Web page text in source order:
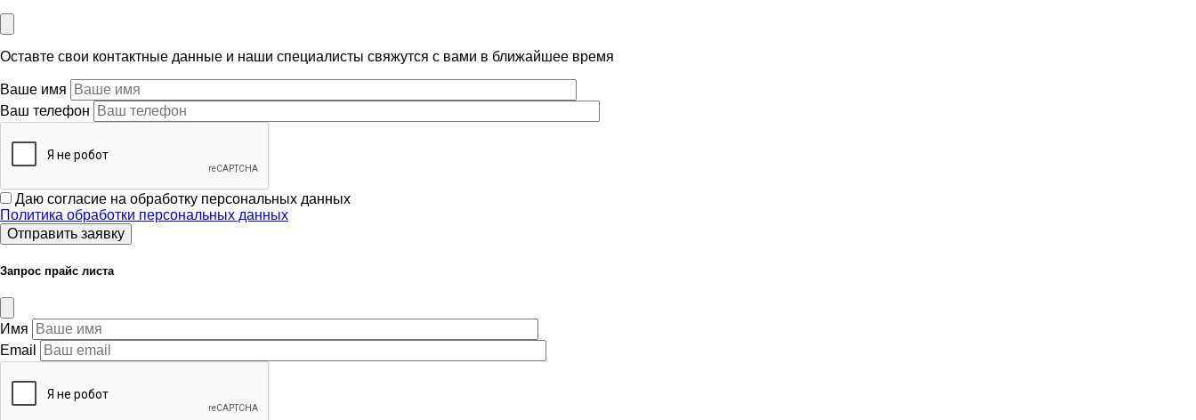
Оставте свои контактные данные и наши специалисты свяжутся с вами в ближайшее время
Ваше имя
Ваш телефон
Даю согласие на обработку персональных данных
Политика обработки персональных данных
Запрос прайс листа
Имя
Email